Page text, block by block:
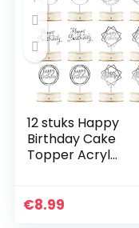
12 stuks Happy
Birthday Cake
Topper Acryl
Cake Pick
€8.99